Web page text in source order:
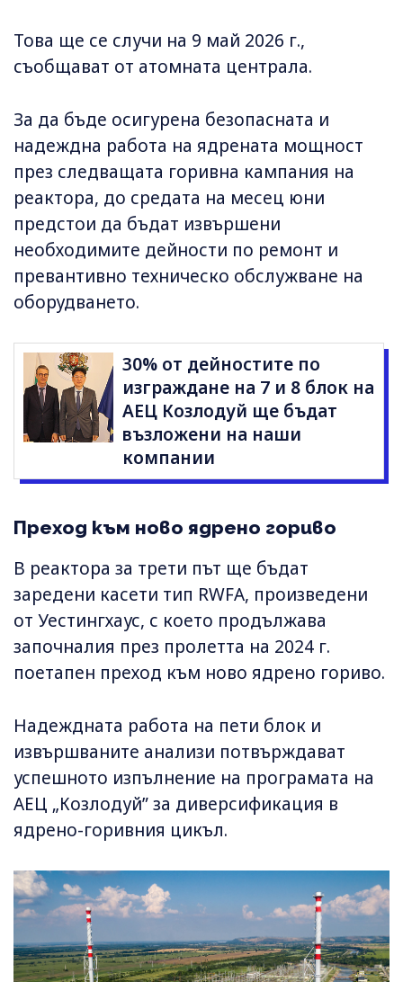
Това ще се случи на 9 май 2026 г.,
съобщават от атомната централа.
За да бъде осигурена безопасната и
надеждна работа на ядрената мощност
през следващата горивна кампания на
реактора, до средата на месец юни
предстои да бъдат извършени
необходимите дейности по ремонт и
превантивно техническо обслужване на
оборудването.
30% от дейностите по
изграждане на 7 и 8 блок на
АЕЦ Козлодуй ще бъдат
възложени на наши
компании
Преход към ново ядрено гориво
В реактора за трети път ще бъдат
заредени касети тип RWFA, произведени
от Уестингхаус, с което продължава
започналия през пролетта на 2024 г.
поетапен преход към ново ядрено гориво.
Надеждната работа на пети блок и
извършваните анализи потвърждават
успешното изпълнение на програмата на
АЕЦ „Козлодуй” за диверсификация в
ядрено-горивния цикъл.